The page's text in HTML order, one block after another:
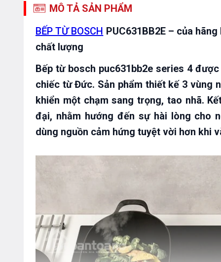
MÔ TẢ SẢN PHẨM
BẾP TỪ BOSCH PUC631BB2E – của
chất lượng
Bếp từ bosch puc631bb2e series 4
chiếc từ Đức. Sản phẩm thiết kế 3 vùng
khiển một chạm sang trọng, tao nhã.
đại, nhằm hướng đến sự hài lòng cho
dùng nguồn cảm hứng tuyệt vời hơn khi